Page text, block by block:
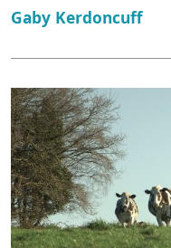
Gaby Kerdoncuff